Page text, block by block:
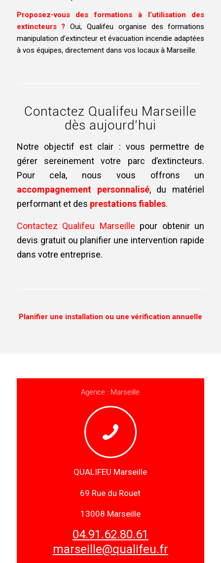
Proposez-vous des formations à l’utilisation des
extincteurs ? Oui, Qualifeu organise desformations
manipulation d’extincteur et évacuation incendie adaptées
à vos équipes, directement dans vos locaux à Marseille.
Contactez Qualifeu Marseille
dès aujourd’hui
Notre objectif est clair : vous permettre de
gérer sereinement votre parc d’extincteurs.
Pour cela, nous vous offrons un
accompagnement personnalisé, du matériel
performant et des prestations fiables.
Contactez Qualifeu Marseille pour obtenir un
devis gratuit ou planifier une intervention rapide
dans votre entreprise.
Planifier une installation ou une vérification annuelle
Agence : Marseille
QUALIFEU Marseille
69 Rue du Rouet
13008 Marseille
04.91.62.80.61
marseille@qualifeu.fr